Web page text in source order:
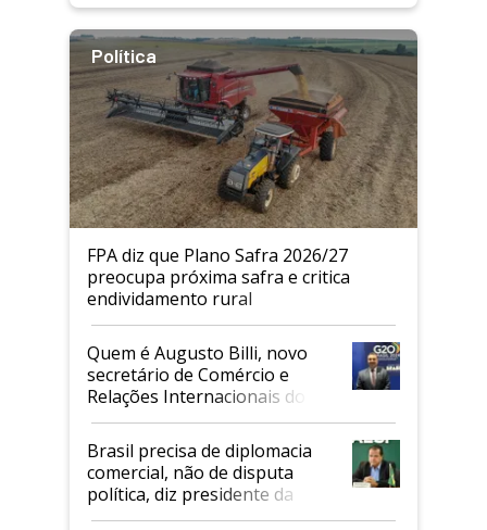
Política
FPA diz que Plano Safra 2026/27
preocupa próxima safra e critica
endividamento rural
Quem é Augusto Billi, novo
secretário de Comércio e
Relações Internacionais do
Mapa
Brasil precisa de diplomacia
comercial, não de disputa
política, diz presidente da
Faesp